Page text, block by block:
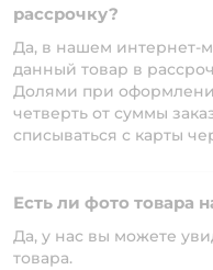
рассрочку?
Да, в нашем интернет-
данный товар в
Долями при
четверть от суммы
списываться с карты
Есть ли фото товара
Да, у нас вы можете
товара.